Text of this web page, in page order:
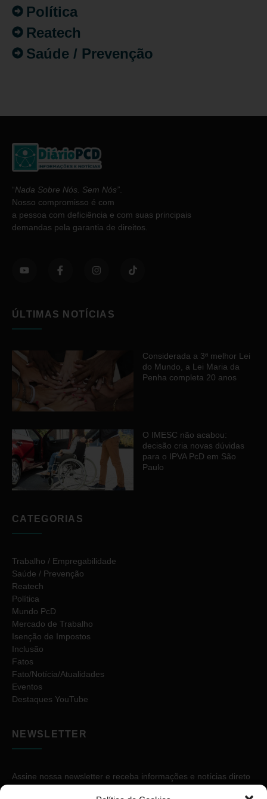
Política
Reatech
Saúde / Prevenção
“Nada Sobre Nós. Sem Nós”
Nosso compromisso é com
a pessoa com deficiência e com suas principais
demandas pela garantia de direitos.
ÚLTIMAS NOTÍCIAS
Considerada a 3ª melhor Lei
do Mundo, a Lei Maria da
Penha completa 20 anos
O IMESC não acabou:
decisão cria novas dúvidas
para o IPVA PcD em São
Paulo
CATEGORIAS
Trabalho / Empregabilidade
Saúde / Prevenção
Reatech
Política
Mundo PcD
Mercado de Trabalho
Isenção de Impostos
Inclusão
Fatos
Fato/Notícia/Atualidades
Eventos
Destaques YouTube
NEWSLETTER
Assine nossa newsletter e receba informações e notícias direto